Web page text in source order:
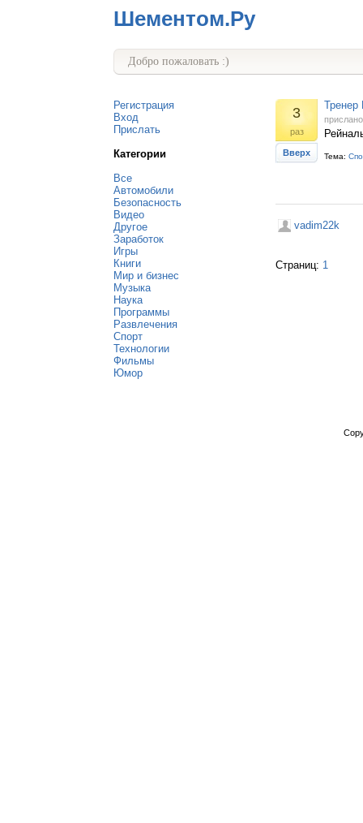
Шементом.Ру
Добро пожаловать :)
Регистрация
Вход
Прислать
Категории
Все
Автомобили
Безопасность
Видео
Другое
Заработок
Игры
Книги
Мир и бизнес
Музыка
Наука
Программы
Развлечения
Спорт
Технологии
Фильмы
Юмор
3
раз
Вверх
Тренер
Тема:
vadim22k
Страниц: 1